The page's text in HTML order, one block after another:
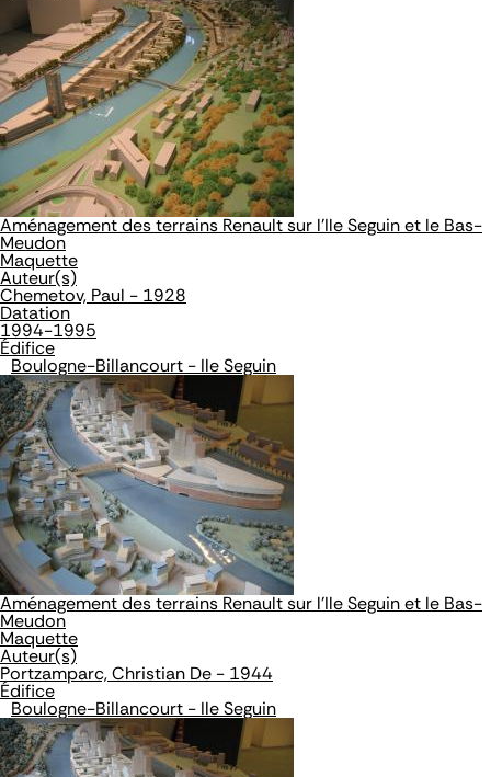
Aménagement des terrains Renault sur l'Ile Seguin et le Bas-
Meudon
Maquette
Auteur(s)
Chemetov, Paul - 1928
Datation
1994-1995
Édifice
Boulogne-Billancourt - Ile Seguin
Aménagement des terrains Renault sur l'Ile Seguin et le Bas-
Meudon
Maquette
Auteur(s)
Portzamparc, Christian De - 1944
Édifice
Boulogne-Billancourt - Ile Seguin